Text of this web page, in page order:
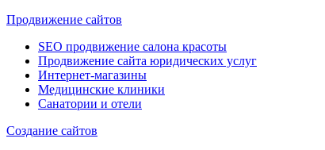
Продвижение сайтов
SEO продвижение салона красоты
Продвижение сайта юридических услуг
Интернет-магазины
Медицинские клиники
Санатории и отели
Создание сайтов